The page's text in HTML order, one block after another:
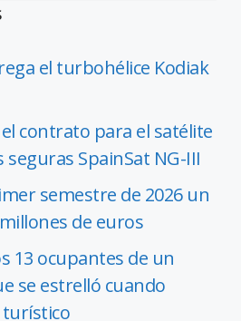
el turbohélice Kodiak
contrato para el satélite
SpainSat NG-III
semestre de 2026 un
de euros
13 ocupantes de un
se estrelló cuando
turístico